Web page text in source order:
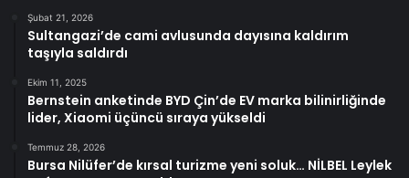
Şubat 21, 2026
Sultangazi’de cami avlusunda dayısına kaldırım
taşıyla saldırdı
Ekim 11, 2025
Bernstein anketinde BYD Çin’de EV marka bilinirliğinde
lider, Xiaomi üçüncü sıraya yükseldi
Temmuz 28, 2026
Bursa Nilüfer’de kırsal turizme yeni soluk… NİLBEL Leylek